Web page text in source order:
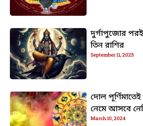
দুর্গাপুজোর পরই
তিন রাশির
September 11, 2025
দোল
নেমে আসবে
March 10, 2024